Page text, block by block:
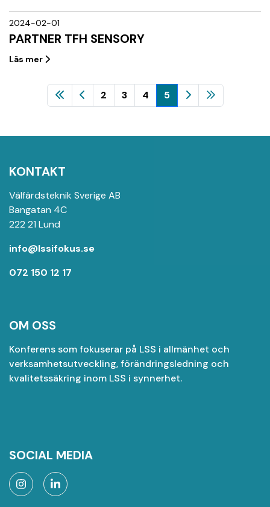
2024-02-01
PARTNER TFH SENSORY
Läs mer
2 3 4 5
KONTAKT
Välfärdsteknik Sverige AB
Bangatan 4C
222 21 Lund
info@lssifokus.se
072 150 12 17
OM OSS
Konferens som fokuserar på LSS i allmänhet och
verksamhetsutveckling, förändringsledning och
kvalitetssäkring inom LSS i synnerhet.
SOCIAL MEDIA